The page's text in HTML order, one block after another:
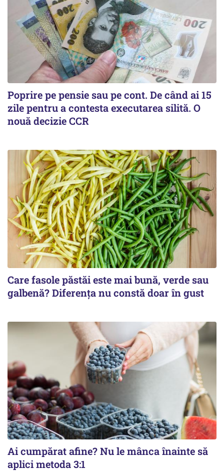
Poprire pe pensie sau pe cont. De când ai 15
zile pentru a contesta executarea silită. O
nouă decizie CCR
Care fasole păstăi este mai bună, verde sau
galbenă? Diferența nu constă doar în gust
Ai cumpărat afine? Nu le mânca înainte să
aplici metoda 3:1